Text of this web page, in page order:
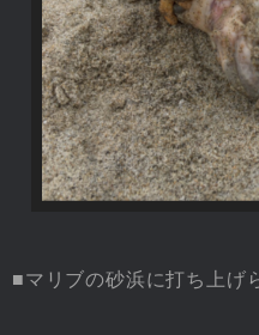
■マリブの砂浜に打ち上げ